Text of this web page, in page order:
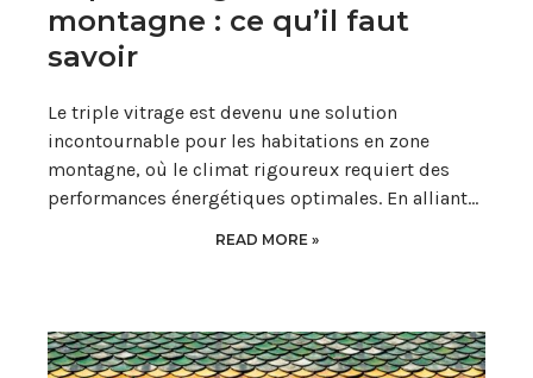
montagne : ce qu’il faut
savoir
Le triple vitrage est devenu une solution
incontournable pour les habitations en zone
montagne, où le climat rigoureux requiert des
performances énergétiques optimales. En alliant…
READ MORE »